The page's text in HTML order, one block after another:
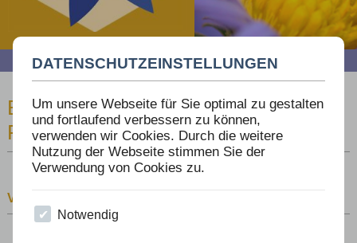
DATENSCHUTZEINSTELLUNGEN
Um unsere Webseite für Sie optimal zu gestalten
und fortlaufend verbessern zu können,
verwenden wir Cookies. Durch die weitere
Nutzung der Webseite stimmen Sie der
Verwendung von Cookies zu.
Notwendig
Die Bienen-Bücherei am Eichenwald Dr. Werner Mühlen
BIENENKUNDLICHE SACH- UND
FACHBÜCHER
VON BIENEN UND MENSCHEN